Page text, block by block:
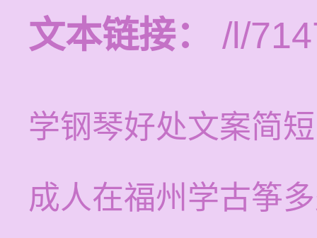
文本链接：
/l/
学钢琴好处文案简短
成人在福州学古筝